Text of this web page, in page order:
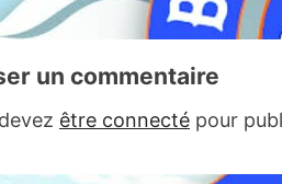
un commentaire
être connecté pour